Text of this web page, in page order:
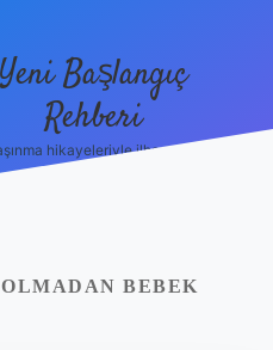
Yeni Başlangıç
Rehberi
hikayeleriyle ilham bul!
BEBEK